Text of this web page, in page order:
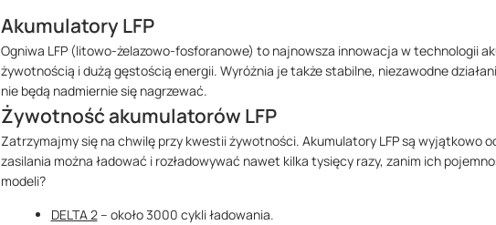
Akumulatory LFP
Ogniwa LFP (litowo-żelazowo-fosforanowe) to najnowsza innowacja w technologii
żywotnością i dużą gęstością energii. Wyróżnia je także stabilne, niezawodne
nie będą nadmiernie się nagrzewać.
Żywotność akumulatorów LFP
Zatrzymajmy się na chwilę przy kwestii żywotności. Akumulatory LFP są wyjątkowo
zasilania można ładować i rozładowywać nawet kilka tysięcy razy, zanim ich
modeli?
DELTA 2– około 3000 cykli ładowania.